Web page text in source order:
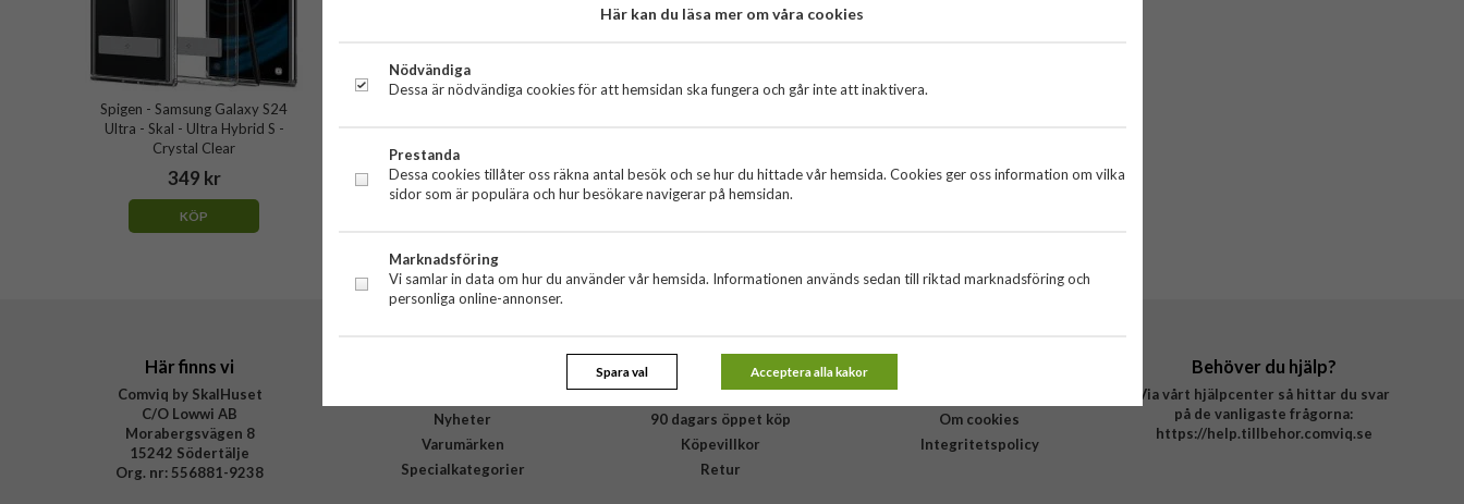
Spigen - Samsung Galaxy S24
Ultra - Skal - Ultra Hybrid S -
Crystal Clear
349 kr
KÖP
Här finns vi
Comviq by SkalHuset
C/O Lowwi AB
Morabergsvägen 8
15242 Södertälje
Org. nr: 556881-9238
Nyheter
Varumärken
Specialkategorier
Kundservice
Kundservice
90 dagars öppet köp
Köpevillkor
Retur
Om cookies
Integritetspolicy
Behöver du hjälp?
Via vårt hjälpcenter så hittar du svar
på de vanligaste frågorna:
https://help.tillbehor.comviq.se
Här kan du läsa mer om våra cookies
Nödvändiga
Dessa är nödvändiga cookies för att hemsidan ska fungera och går inte att inaktivera.
Prestanda
Dessa cookies tillåter oss räkna antal besök och se hur du hittade vår hemsida. Cookies ger oss information om vilka
sidor som är populära och hur besökare navigerar på hemsidan.
Marknadsföring
Vi samlar in data om hur du använder vår hemsida. Informationen används sedan till riktad marknadsföring och
personliga online-annonser.
Spara val Acceptera alla kakor